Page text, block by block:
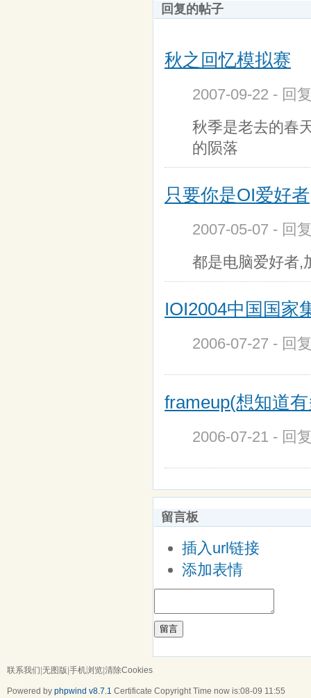
回复的帖子
秋之回忆模拟赛
2007-09-22 - 回
秋季是老去的春
的陨落
只要你是OI爱好
2007-05-07 - 回
都是电脑爱好者,
IOI2004中国国家
2006-07-27 - 回
frameup(想知道
2006-07-21 - 回
留言板
插入url链接
添加表情
留言
联系我们|无图版|手机浏览|清除Cookies
Powered by phpwind v8.7.1 Certificate Copyright Time now is:08-09 11:55